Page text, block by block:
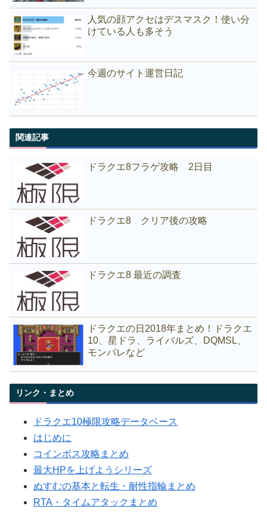
人気の顔アクセはデスマスク！使い分
けている人も多そう
今週のサイト運営日記
関連記事
ドラクエ8フラゲ攻略 2日目
ドラクエ8 クリア後の攻略
ドラクエ8 最近の調査
ドラクエの日2018年まとめ！ドラクエ
10、星ドラ、ライバルズ、DQMSL、
モンパレなど
リンク・まとめ
ドラクエ10極限攻略データベース
はじめに
コインボス攻略まとめ
最大HPを上げようシリーズ
ぬすむの基本と転生・耐性指輪まとめ
RTA・タイムアタックまとめ